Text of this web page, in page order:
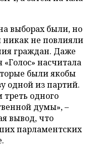
выборах были, но
не повлияли
граждан. Даже
насчитала
были якобы
одной из партий.
одного
думы», –
вывод, что
парламентских